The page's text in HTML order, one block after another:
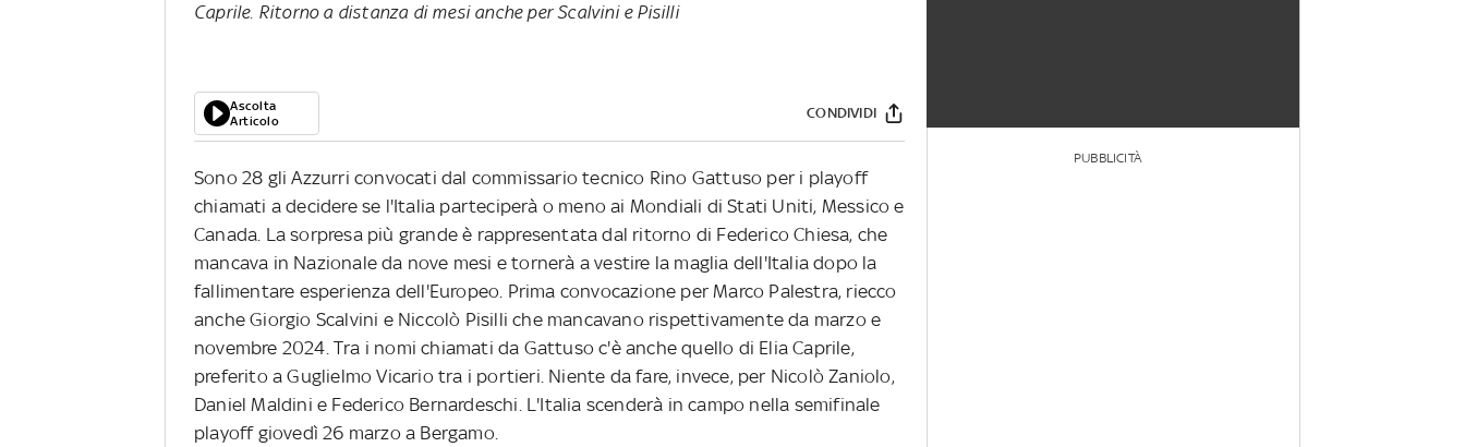
Caprile. Ritorno a distanza di mesi anche per Scalvini e Pisilli
Ascolta
Articolo
CONDIVIDI
Sono 28 gli Azzurri convocati dal commissario tecnico Rino Gattuso per i playoff
chiamati a decidere se l'Italia parteciperà o meno ai Mondiali di Stati Uniti, Messico e
Canada. La sorpresa più grande è rappresentata dal ritorno di Federico Chiesa, che
mancava in Nazionale da nove mesi e tornerà a vestire la maglia dell'Italia dopo la
fallimentare esperienza dell'Europeo. Prima convocazione per Marco Palestra, riecco
anche Giorgio Scalvini e Niccolò Pisilli che mancavano rispettivamente da marzo e
novembre 2024. Tra i nomi chiamati da Gattuso c'è anche quello di Elia Caprile,
preferito a Guglielmo Vicario tra i portieri. Niente da fare, invece, per Nicolò Zaniolo,
Daniel Maldini e Federico Bernardeschi. L'Italia scenderà in campo nella semifinale
playoff giovedì 26 marzo a Bergamo.
PUBBLICITÀ